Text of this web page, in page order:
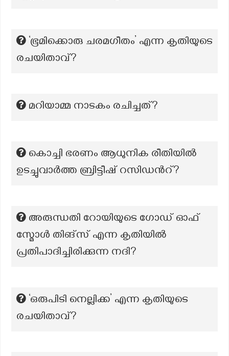
‘ഭൂമിക്കൊരു ചരമഗീതം’ എന്ന കൃതിയുടെ
രചയിതാവ്?
മറിയാമ്മ നാടകം രചിച്ചത്?
കൊച്ചി ഭരണം ആധുനിക രീതിയിൽ
ഉടച്ചുവാർത്ത ബ്രിട്ടീഷ് റസിഡന്‍റ്?
അരുന്ധതി റോയിയുടെ ഗോഡ് ഓഫ്
സ്മോൾ തിങ്സ് എന്ന കൃതിയിൽ
പ്രതിപാദിച്ചിരിക്കുന്ന നദി?
‘ഒരുപിടി നെല്ലിക്ക’ എന്ന കൃതിയുടെ
രചയിതാവ്?